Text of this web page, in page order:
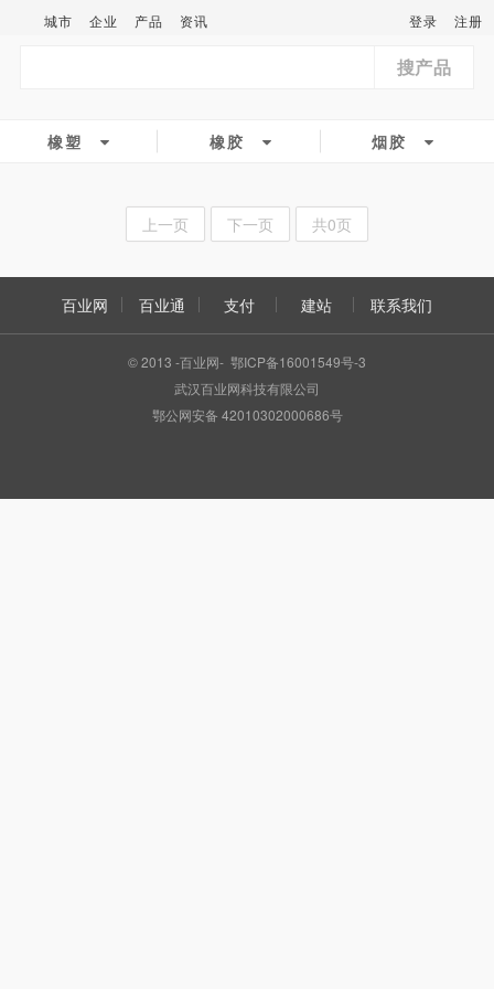
城市 企业 产品 资讯 登录 注册
搜产品
橡塑 橡胶 烟胶
上一页 下一页 共0页
百业网 百业通 支付 建站 联系我们
© 2013 -百业网- 鄂ICP备16001549号-3
武汉百业网科技有限公司
鄂公网安备 42010302000686号